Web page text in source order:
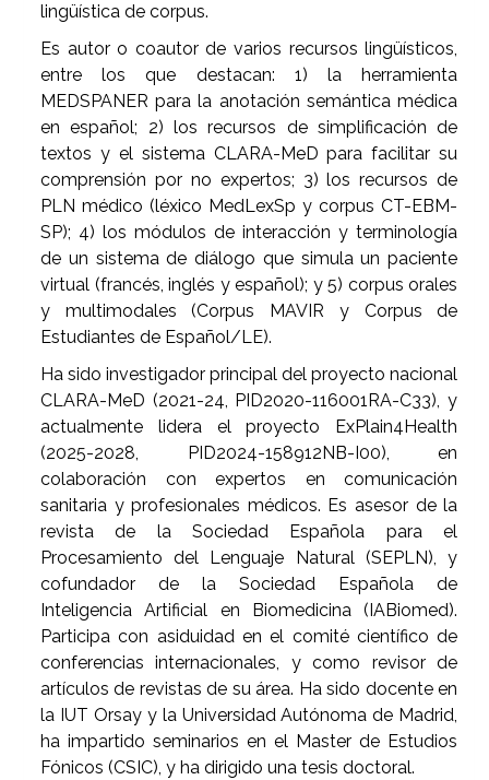
lingüística de corpus.
Es autor o coautor de varios recursos lingüísticos,
entre los que destacan: 1) la herramienta
MEDSPANER para la anotación semántica médica
en español; 2) los recursos de simplificación de
textos y el sistema CLARA-MeD para facilitar su
comprensión por no expertos; 3) los recursos de
PLN médico (léxico MedLexSp y corpus CT-EBM-
SP); 4) los módulos de interacción y terminología
de un sistema de diálogo que simula un paciente
virtual (francés, inglés y español); y 5) corpus orales
y multimodales (Corpus MAVIR y Corpus de
Estudiantes de Español/LE).
Ha sido investigador principal del proyecto nacional
CLARA-MeD (2021-24, PID2020-116001RA-C33), y
actualmente lidera el proyecto ExPlain4Health
(2025-2028, PID2024-158912NB-I00), en
colaboración con expertos en comunicación
sanitaria y profesionales médicos. Es asesor de la
revista de la Sociedad Española para el
Procesamiento del Lenguaje Natural (SEPLN), y
cofundador de la Sociedad Española de
Inteligencia Artificial en Biomedicina (IABiomed).
Participa con asiduidad en el comité científico de
conferencias internacionales, y como revisor de
artículos de revistas de su área. Ha sido docente en
la IUT Orsay y la Universidad Autónoma de Madrid,
ha impartido seminarios en el Master de Estudios
Fónicos (CSIC), y ha dirigido una tesis doctoral.